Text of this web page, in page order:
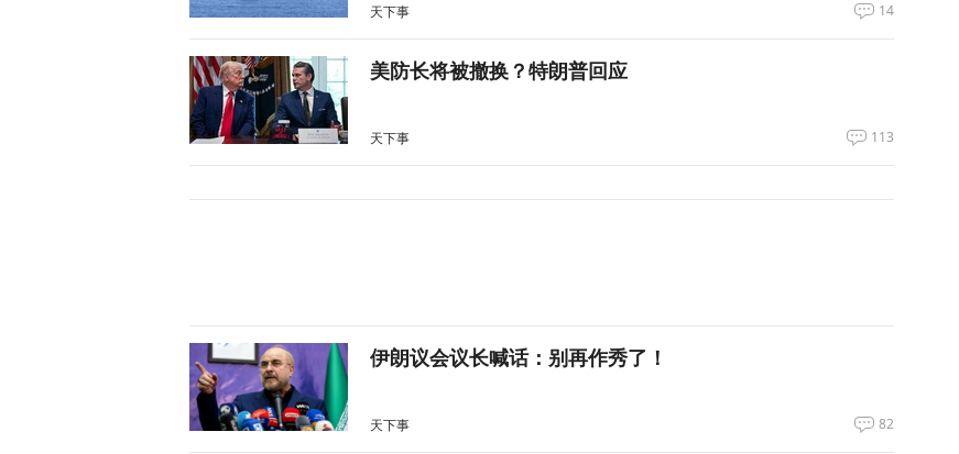
天下事 14
美防长将被撤换？特朗普回应
天下事 113
伊朗议会议长喊话：别再作秀了！
天下事 82